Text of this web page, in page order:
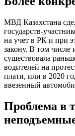
МВД Казахстана
государств-
на учет в РК и при
закону. В том числе
существовала
водителей на
плати, или в 2020
ввезенный
Проблема в